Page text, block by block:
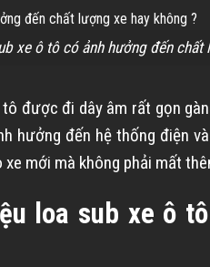
xe ô tô có ảnh hưởng đến chất
được đi dây âm rất gọn
hưởng đến hệ thống điện
mới mà không phải mất
loa sub xe ô